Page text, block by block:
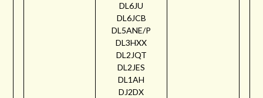
DL6JU
DL6JCB
DL5ANE/P
DL3HXX
DL2JQT
DL2JES
DL1AH
DJ2DX